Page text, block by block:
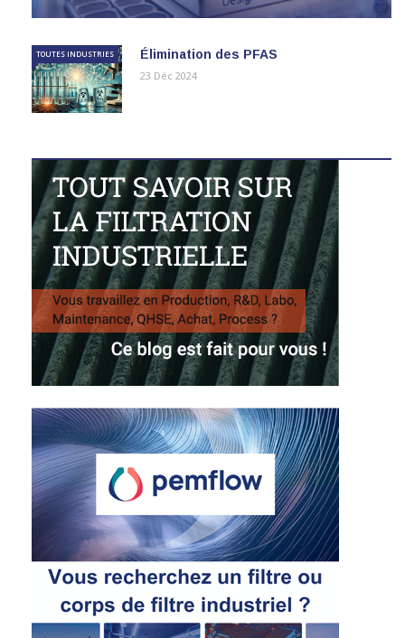
Élimination des PFAS
TOUTES INDUSTRIES
23 Déc 2024